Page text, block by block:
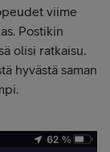
viime
Postikin
olisi ratkaisu.
hyvästä saman